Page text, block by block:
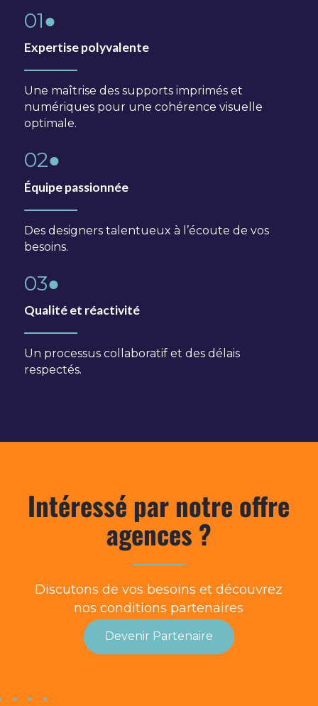
01●
Expertise polyvalente
Une maîtrise des supports imprimés et
numériques pour une cohérence visuelle
optimale.
02●
Équipe passionnée
Des designers talentueux à l’écoute de vos
besoins.
03●
Qualité et réactivité
Un processus collaboratif et des délais
respectés.
Intéressé par notre offre
agences ?
Discutons de vos besoins et découvrez
nos conditions partenaires
Devenir Partenaire